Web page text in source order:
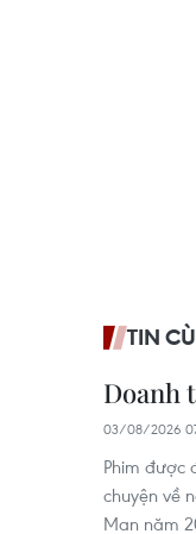
TIN
Doanh
03/08/2026
Phim được
chuyện về
Man năm